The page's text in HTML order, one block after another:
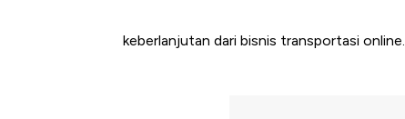
keberlanjutan dari bisnis transportasi online.